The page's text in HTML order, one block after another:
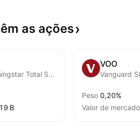
as ações
Vanguard Morningstar Total Stock Market ETF
B‬
VOO
Vanguard
Peso 0,20%
Valor de mercado